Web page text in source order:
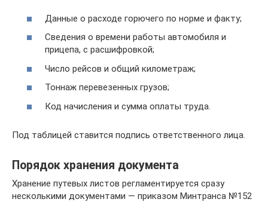
Данные о расходе горючего по норме и факту;
Сведения о времени работы автомобиля и
прицепа, с расшифровкой;
Число рейсов и общий километраж;
Тоннаж перевезенных грузов;
Код начисления и сумма оплаты труда.
Под таблицей ставится подпись ответственного лица.
Порядок хранения документа
Хранение путевых листов регламентируется сразу
несколькими документами — приказом Минтранса №152